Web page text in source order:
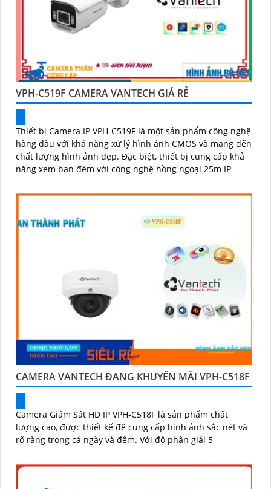
VPH-C519F CAMERA VANTECH GIÁ RẺ
Thiết bị Camera IP VPH-C519F là một sản phẩm công nghệ
hàng đầu với khả năng xử lý hình ảnh CMOS và mang đến
chất lượng hình ảnh đẹp. Đặc biệt, thiết bị cung cấp khả
năng xem ban đêm với công nghệ hồng ngoại 25m IP
CAMERA VANTECH ĐANG KHUYẾN MÃI VPH-C518F
Camera Giám Sát HD IP VPH-C518F là sản phẩm chất
lượng cao, được thiết kế để cung cấp hình ảnh sắc nét và
rõ ràng trong cả ngày và đêm. Với độ phân giải 5